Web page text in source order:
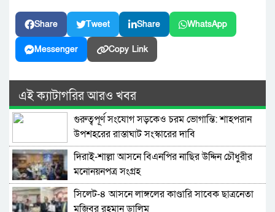
Share Tweet Share WhatsApp
Messenger Copy Link
এই ক্যাটাগরির আরও খবর
গুরুত্বপূর্ণ সংযোগ সড়কেও চরম ভোগান্তি: শাহপরান
উপশহরের রাস্তাঘাট সংস্কারের দাবি
দিরাই-শাল্লা আসনে বিএনপির নাছির উদ্দিন চৌধুরীর
মনোনয়নপত্র সংগ্রহ
সিলেট-৪ আসনে লাঙ্গলের কাণ্ডারি সাবেক ছাত্রনেতা
মুজিবুর রহমান ডালিম